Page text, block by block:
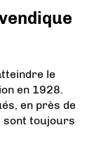
le
en 1928.
en près de
sont toujours